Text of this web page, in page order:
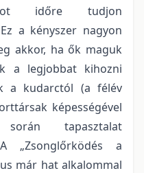
időre tudjon
a kényszer nagyon
akkor, ha ők maguk
a legjobbat kihozni
a kudarctól (a félév
képességével
tapasztalat
„Zsonglőrködés a
már hat alkalommal